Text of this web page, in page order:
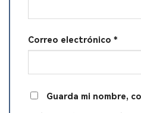
Correo electrónico *
Guarda mi nombre,